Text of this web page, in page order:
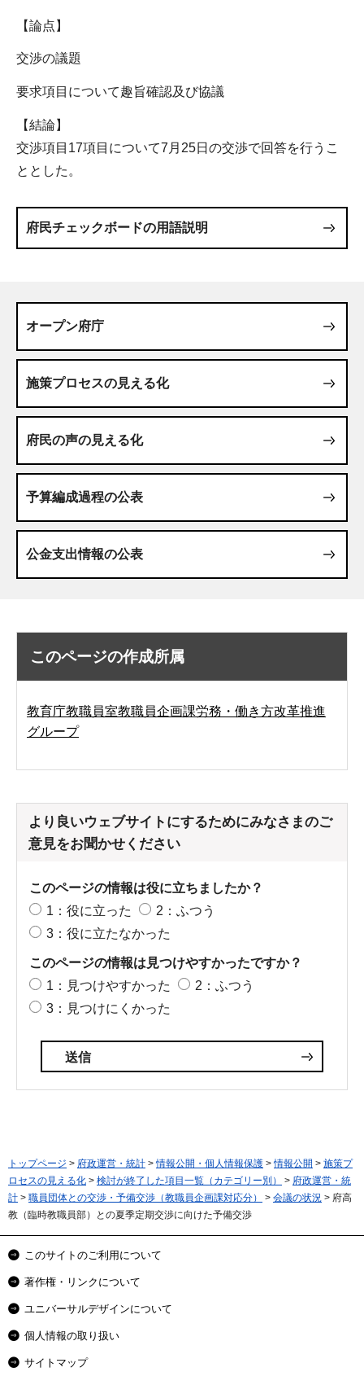
【論点】
交渉の議題
要求項目について趣旨確認及び協議
【結論】
交渉項目17項目について7月25日の交渉で回答を行うこ
ととした。
府民チェックボードの用語説明
オープン府庁
施策プロセスの見える化
府民の声の見える化
予算編成過程の公表
公金支出情報の公表
このページの作成所属
教育庁教職員室教職員企画課労務・働き方改革推進
グループ
より良いウェブサイトにするためにみなさまのご
意見をお聞かせください
このページの情報は役に立ちましたか？
1：役に立った
2：ふつう
3：役に立たなかった
このページの情報は見つけやすかったですか？
1：見つけやすかった
2：ふつう
3：見つけにくかった
トップページ > 府政運営・統計 >情報公開・個人情報保護 >情報公開 > 施策プ
ロセスの見える化 > 検討が終了した項目一覧（カテゴリー別） > 府政運営・統
計 > 職員団体との交渉・予備交渉（教職員企画課対応分） > 会議の状況 > 府高
教（臨時教職員部）との夏季定期交渉に向けた予備交渉
このサイトのご利用について
著作権・リンクについて
ユニバーサルデザインについて
個人情報の取り扱い
サイトマップ